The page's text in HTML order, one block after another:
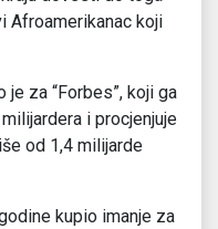
Afroamerikanac koji
za “Forbes”, koji ga
i procjenjuje
od 1,4 milijarde
kupio imanje za